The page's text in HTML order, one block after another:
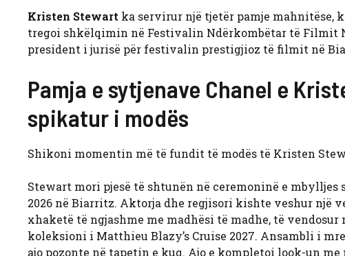
Kristen Stewart ka servirur një tjetër pamje mahnitëse,
tregoi shkëlqimin në Festivalin Ndërkombëtar të Filmit
president i jurisë për festivalin prestigjioz të filmit në
Pamja e sytjenave Chanel e
spikatur i modës
Shikoni momentin më të fundit të modës të Kristen
Stewart mori pjesë të shtunën në ceremoninë e
2026 në Biarritz. Aktorja dhe regjisori kishte veshur një
xhaketë të ngjashme me madhësi të madhe, të vendosur
koleksioni i Matthieu Blazy’s Cruise 2027. Ansambli i
ajo pozonte në tapetin e kuq. Ajo e kompletoi look-un